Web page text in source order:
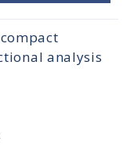
analysis